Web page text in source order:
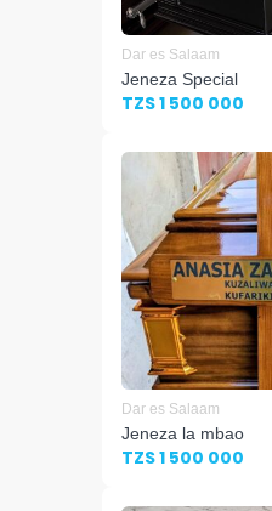
Dar es Salaam
Jeneza Special
TZS 1 500 000
Dar es Salaam
Jeneza la mbao
TZS 1 500 000